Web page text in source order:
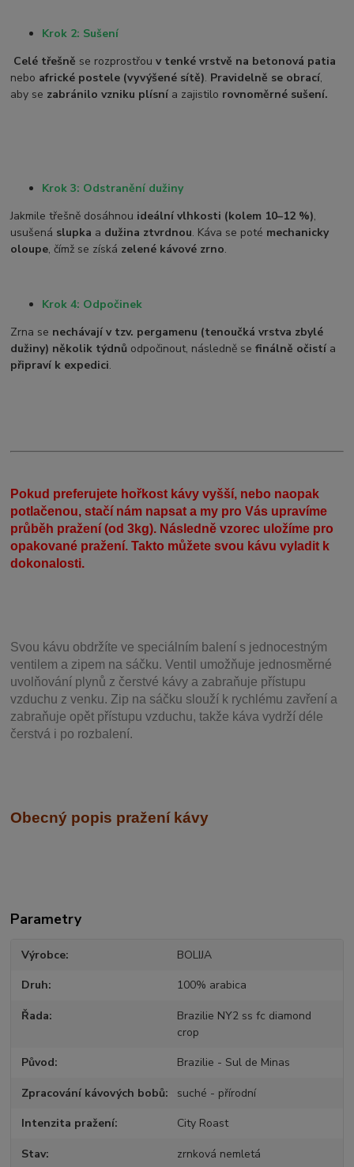
Krok 2: Sušení
Celé třešně se rozprostřouv tenké vrstvě na betonová patia
nebo africké postele (vyvýšené sítě). Pravidelně se obrací,
aby se zabránilo vzniku plísní a zajistilo rovnoměrné sušení.
Krok 3: Odstranění dužiny
Jakmile třešně dosáhnou ideální vlhkosti (kolem 10–12 %),
usušená slupka a dužina ztvrdnou. Káva se poté mechanicky
oloupe, čímž se získá zelené kávové zrno.
Krok 4: Odpočinek
Zrna se nechávají v tzv. pergamenu (tenoučká vrstva zbylé
dužiny) několik týdnů odpočinout, následně sefinálně očistí a
připraví k expedici.
Pokud preferujete hořkost kávy vyšší, nebo naopak
potlačenou, stačí nám napsat a my pro Vás upravíme
průběh pražení (od 3kg). Následně vzorec uložíme pro
opakované pražení. Takto můžete svou kávu vyladit k
dokonalosti.
Svou kávu obdržíte ve speciálním balení s jednocestným
ventilem a zipem na sáčku. Ventil umožňuje jednosměrné
uvolňování plynů z čerstvé kávy a zabraňuje přístupu
vzduchu z venku. Zip na sáčku slouží k rychlému zavření a
zabraňuje opět přístupu vzduchu, takže káva vydrží déle
čerstvá i po rozbalení.
Obecný popis pražení kávy
Parametry
Výrobce BOLIJA
Druh 100% arabica
Řada
Brazilie NY2 ss fc diamond
crop
Původ Brazilie - Sul de Minas
Zpracování kávových bobů suché - přírodní
Intenzita pražení City Roast
Stav zrnková nemletá